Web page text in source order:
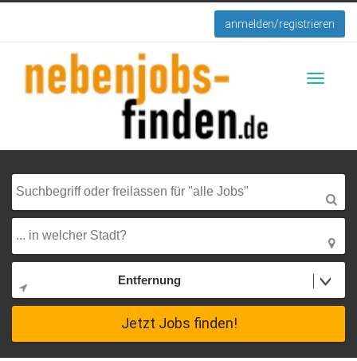
anmelden/registrieren
Entfernung
Jetzt Jobs finden!